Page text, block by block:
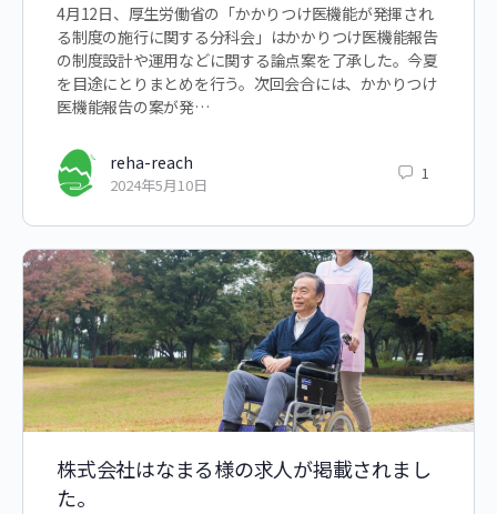
4月12日、厚生労働省の「かかりつけ医機能が発揮され
る制度の施行に関する分科会」はかかりつけ医機能報告
の制度設計や運用などに関する論点案を了承した。今夏
を目途にとりまとめを行う。次回会合には、かかりつけ
医機能報告の案が発…
reha-reach
2024年5月10日
1
株式会社はなまる様の求人が掲載されまし
た。